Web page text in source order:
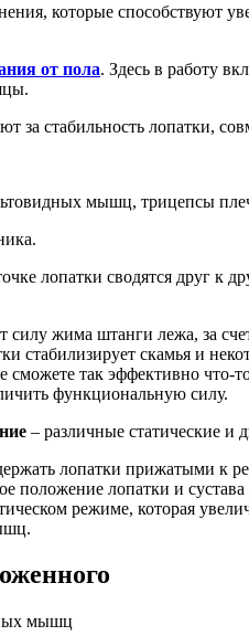
которые способствуют
от пола. Здесь в работу
за стабильность лопатки,
мышц, трицепсы
лопатки сводятся друг к
силу жима штанги лежа, за
стабилизирует скамья и
сможете так эффективно
функциональную силу.
– различные статические и
лопатки прижатыми к
положение лопатки и
режиме, которая
мышц